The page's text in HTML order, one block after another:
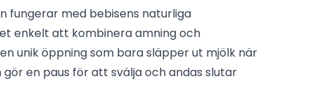
fungerar med bebisens naturliga
enkelt att kombinera amning och
unik öppning som bara släpper ut mjölk när
en paus för att svälja och andas slutar